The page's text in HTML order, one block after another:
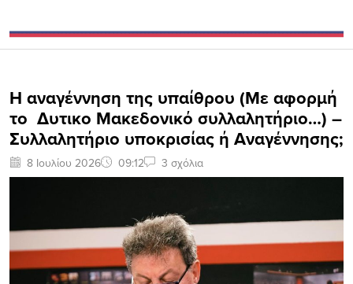
Η αναγέννηση της υπαίθρου (Με αφορμή
το Δυτικο Μακεδονικό συλλαλητήριο…) –
Συλλαλητήριο υποκρισίας ή Αναγέννησης;
8 Ιουλίου 2026 09:12 3 σχόλια